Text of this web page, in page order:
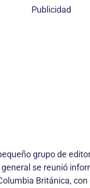
Publicidad
grupo de
se reunió
Británica, con